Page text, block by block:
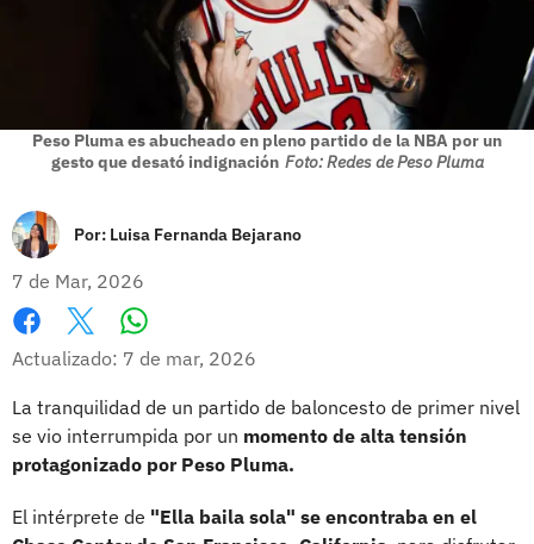
Peso Pluma es abucheado en pleno partido de la NBA por un
gesto que desató indignación Foto: Redes de Peso Pluma
Por: Luisa Fernanda Bejarano
7 de Mar, 2026
Facebook
X
Actualizado: 7 de mar, 2026
La tranquilidad de un partido de baloncesto de primer nivel
se vio interrumpida por un momento de alta tensión
protagonizado por Peso Pluma.
El intérprete de "Ella baila sola" se encontraba en el